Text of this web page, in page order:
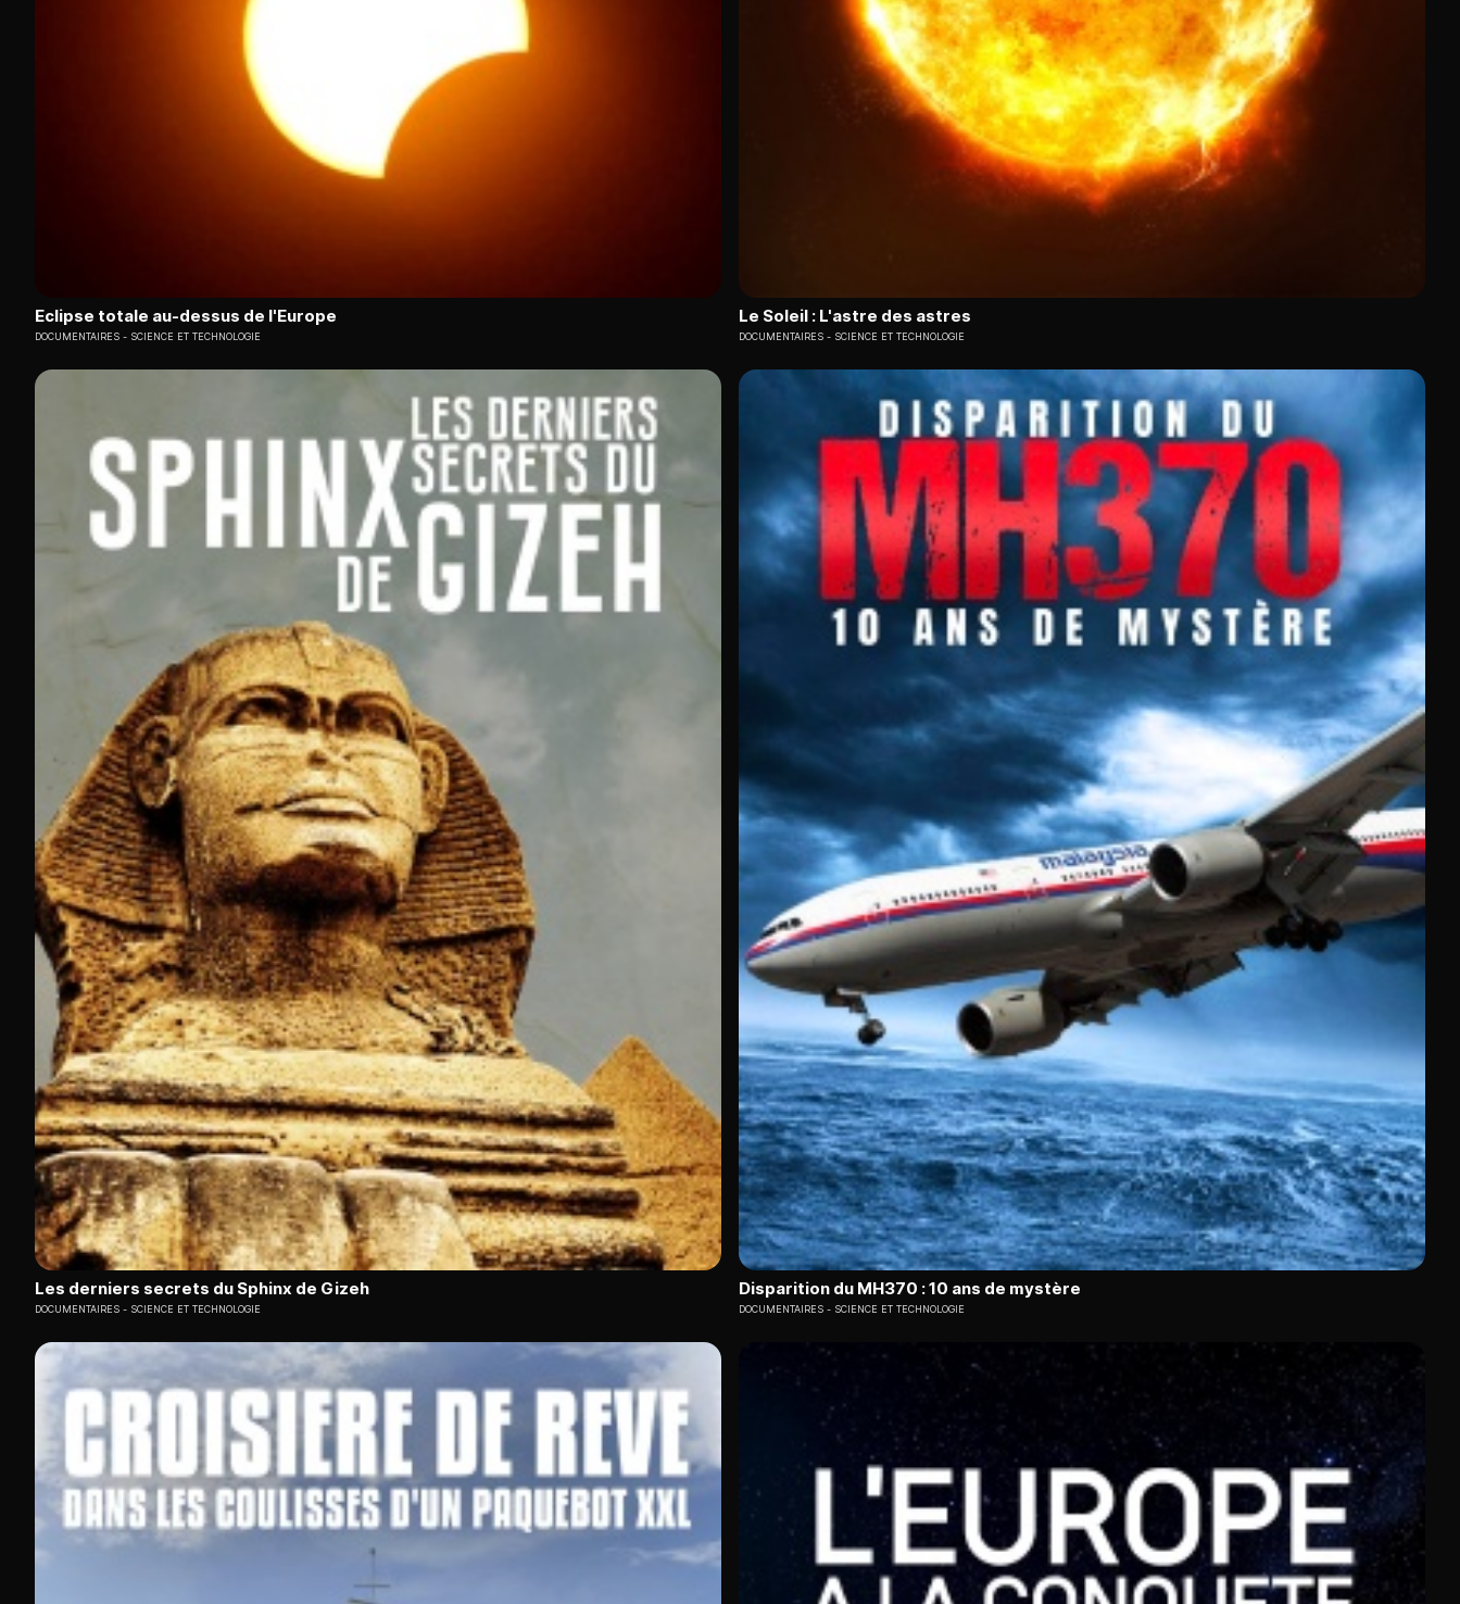
Eclipse totale au-dessus de l'Europe
DOCUMENTAIRES SCIENCE ET TECHNOLOGIE
Le Soleil : L'astre des astres
DOCUMENTAIRES SCIENCE ET TECHNOLOGIE
Les derniers secrets du Sphinx de Gizeh
DOCUMENTAIRES SCIENCE ET TECHNOLOGIE
Disparition du MH370 : 10 ans de mystère
DOCUMENTAIRES SCIENCE ET TECHNOLOGIE